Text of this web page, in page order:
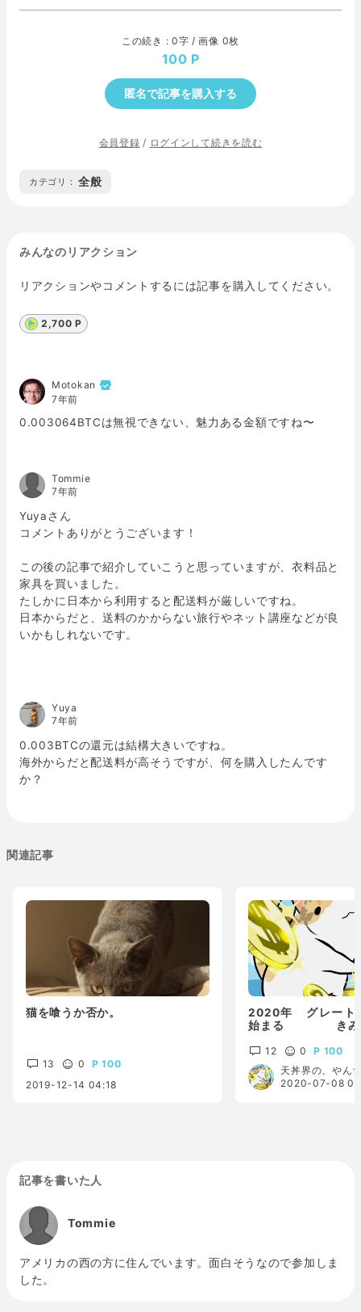
この続き : 0字 / 画像 0枚
100
匿名で記事を購入する
会員登録 / ログインして続きを読む
カテゴリ : 全般
みんなのリアクション
リアクションやコメントするには記事を購入してください。
2,700 P
Motokan
7年前
0.003064BTCは無視できない、魅力ある金額ですね〜
Tommie
7年前
Yuyaさん
コメントありがとうございます！
この後の記事で紹介していこうと思っていますが、衣料品と
家具を買いました。
たしかに日本から利用すると配送料が厳しいですね。
日本からだと、送料のかからない旅行やネット講座などが良
いかもしれないです。
Yuya
7年前
0.003BTCの還元は結構大きいですね。
海外からだと配送料が高そうですが、何を購入したんです
か？
関連記事
猫を喰うか否か。
13 0
100
2019-12-14 04:18
2020年 グレー
始まる きみ
12 0
100
天丼界の、やん
2020-07-08
記事を書いた人
Tommie
アメリカの西の方に住んでいます。面白そうなので参加しま
した。